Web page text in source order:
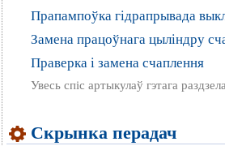
Прапампоўка гідрапрывада
Замена працоўнага цыліндру
Праверка і замена счаплення
Увесь спіс артыкулаў гэтага раздзела
Скрынка перадач